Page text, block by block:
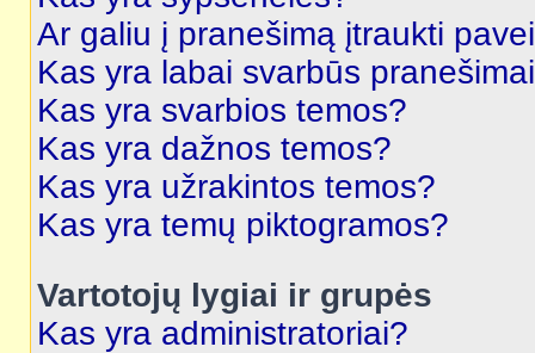
Ar galiu į pranešimą įtraukti
Kas yra labai svarbūs
Kas yra svarbios temos?
Kas yra dažnos temos?
Kas yra užrakintos temos?
Kas yra temų piktogramos?
Vartotojų lygiai ir grupės
Kas yra administratoriai?